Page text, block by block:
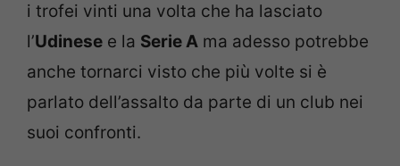
i trofei vinti una volta che ha lasciato
l’Udinese e la Serie A ma adesso potrebbe
anche tornarci visto che più volte si è
parlato dell’assalto da parte di un club nei
suoi confronti.